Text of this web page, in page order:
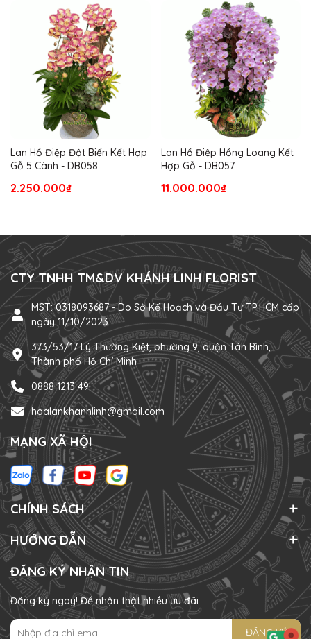
Lan Hồ Điệp Đột Biến Kết Hợp
Gỗ 5 Cành - DB058
2.250.000₫
Lan Hồ Điệp Hồng Loang Kết
Hợp Gỗ - DB057
11.000.000₫
CTY TNHH TM&DV KHÁNH LINH FLORIST
MST: 0318093687 - Do Sở Kế Hoạch và Đầu Tư TP.HCM cấp
ngày 11/10/2023
373/53/17 Lý Thường Kiệt, phường 9, quận Tân Bình,
Thành phố Hồ Chí Minh
0888 1213 49
hoalankhanhlinh@gmail.com
MẠNG XÃ HỘI
CHÍNH SÁCH
HƯỚNG DẪN
ĐĂNG KÝ NHẬN TIN
Đăng ký ngay! Để nhận thật nhiều ưu đãi
ĐĂNG KÝ